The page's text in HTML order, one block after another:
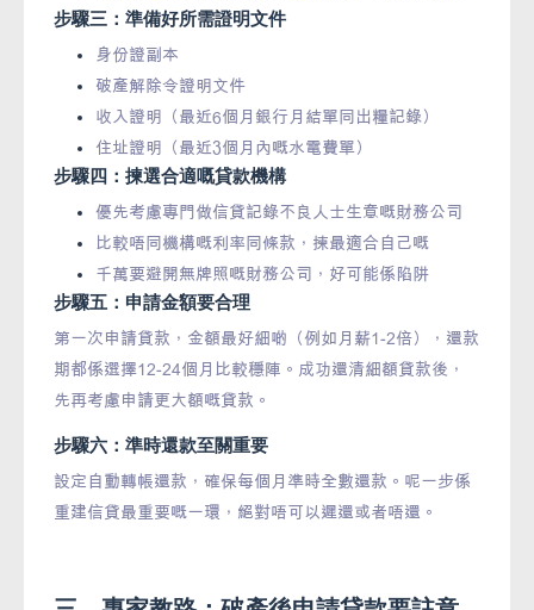
步驟三：準備好所需證明文件
身份證副本
破產解除令證明文件
收入證明（最近6個月銀行月結單同出糧記錄）
住址證明（最近3個月內嘅水電費單）
步驟四：揀選合適嘅貸款機構
優先考慮專門做信貸記錄不良人士生意嘅財務公司
比較唔同機構嘅利率同條款，揀最適合自己嘅
千萬要避開無牌照嘅財務公司，好可能係陷阱
步驟五：申請金額要合理
第一次申請貸款，金額最好細啲（例如月薪1-2倍），還款
期都係選擇12-24個月比較穩陣。成功還清細額貸款後，
先再考慮申請更大額嘅貸款。
步驟六：準時還款至關重要
設定自動轉帳還款，確保每個月準時全數還款。呢一步係
重建信貸最重要嘅一環，絕對唔可以遲還或者唔還。